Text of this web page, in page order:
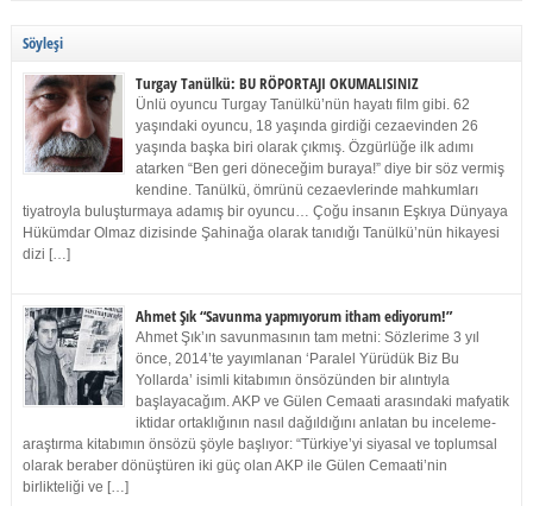
Söyleşi
Turgay Tanülkü: BU RÖPORTAJI OKUMALISINIZ
Ünlü oyuncu Turgay Tanülkü’nün hayatı film gibi. 62
yaşındaki oyuncu, 18 yaşında girdiği cezaevinden 26
yaşında başka biri olarak çıkmış. Özgürlüğe ilk adımı
atarken “Ben geri döneceğim buraya!” diye bir söz vermiş
kendine. Tanülkü, ömrünü cezaevlerinde mahkumları
tiyatroyla buluşturmaya adamış bir oyuncu… Çoğu insanın Eşkıya Dünyaya
Hükümdar Olmaz dizisinde Şahinağa olarak tanıdığı Tanülkü’nün hikayesi
dizi […]
Ahmet Şık “Savunma yapmıyorum itham ediyorum!”
Ahmet Şık’ın savunmasının tam metni: Sözlerime 3 yıl
önce, 2014’te yayımlanan ‘Paralel Yürüdük Biz Bu
Yollarda’ isimli kitabımın önsözünden bir alıntıyla
başlayacağım. AKP ve Gülen Cemaati arasındaki mafyatik
iktidar ortaklığının nasıl dağıldığını anlatan bu inceleme-
araştırma kitabımın önsözü şöyle başlıyor: “Türkiye’yi siyasal ve toplumsal
olarak beraber dönüştüren iki güç olan AKP ile Gülen Cemaati’nin
birlikteliği ve […]